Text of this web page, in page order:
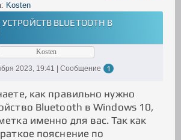
Kosten
BLUETOOTH В
Kosten
2023, 19:41 | Сообщение
1
как правильно нужно
Bluetooth в Windows 10,
именно для вас. Так как
пояснение по